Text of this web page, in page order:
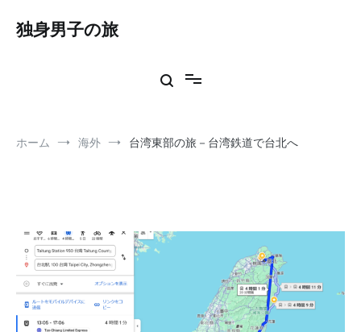
独身男子の旅
ホーム 海外 台湾東部の旅－台湾鉄道で台北へ